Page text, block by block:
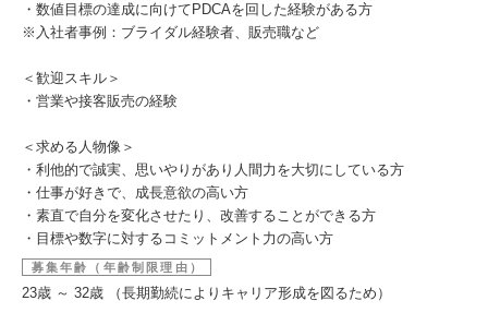
・数値目標の達成に向けてPDCAを回した経験がある方
※入社者事例：ブライダル経験者、販売職など
＜歓迎スキル＞
・営業や接客販売の経験
＜求める人物像＞
・利他的で誠実、思いやりがあり人間力を大切にしている方
・仕事が好きで、成長意欲の高い方
・素直で自分を変化させたり、改善することができる方
・目標や数字に対するコミットメント力の高い方
募集年齢（年齢制限理由）
23歳 ～ 32歳 （長期勤続によりキャリア形成を図るため）